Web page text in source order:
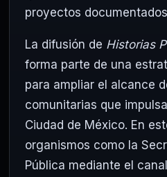
proyectos
La difusión de Historias
forma parte de una
para ampliar el alcance
comunitarias que
Ciudad de México. En
organismos como la
Pública mediante el